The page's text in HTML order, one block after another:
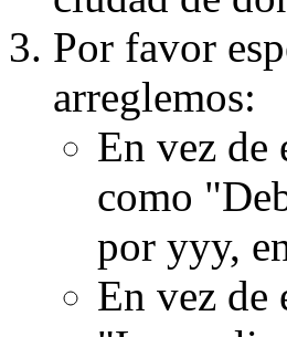
Por favor
arreglemos:
En vez
como
por yyy,
En vez de